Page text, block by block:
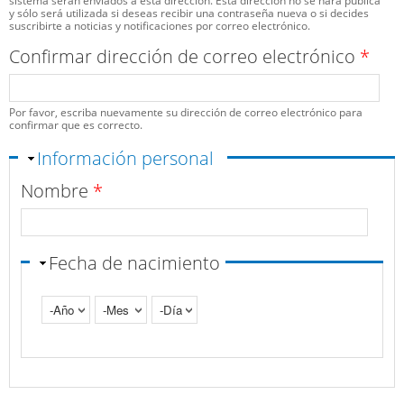
y sólo será utilizada si deseas recibir una contraseña nueva o si decides
suscribirte a noticias y notificaciones por correo electrónico.
Confirmar dirección de correo electrónico *
Por favor, escriba nuevamente su dirección de correo electrónico para
confirmar que es correcto.
Ocultar
Información personal
Nombre *
Fecha de nacimiento
Año
Mes Día